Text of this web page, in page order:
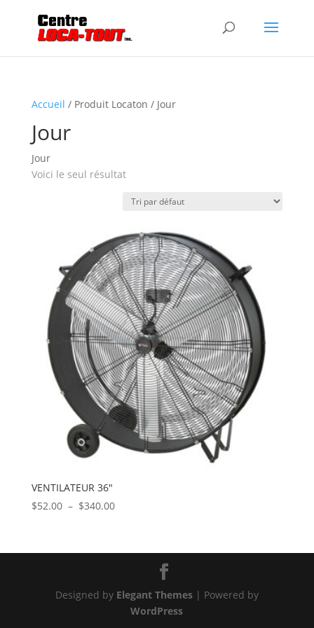
Accueil / Produit Locaton / Jour
Jour
Jour
Voici le seul résultat
VENTILATEUR 36″
$52.00 – $340.00Plage
$52.00
Designed by Elegant Themes| Powered by
WordPress